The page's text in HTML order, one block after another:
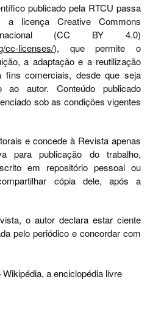
publicado pela RTCU passa
licença Creative Commons
(CC BY 4.0)
cc-licenses/), que permite o
a adaptação e a reutilização
fins comerciais, desde que seja
autor. Conteúdo publicado
sob as condições vigentes
e concede à Revista apenas
para publicação do trabalho,
em repositório pessoal ou
cópia dele, após a
o autor declara estar ciente
pelo periódico e concordar com